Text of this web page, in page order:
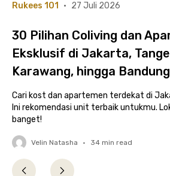
Rukees 101 • 27 Juli 2026
30 Pilihan Coliving dan
Eksklusif di Jakarta,
Karawang, hingga Bandung
Cari kost dan apartemen terdekat di
Ini rekomendasi unit terbaik untukmu.
banget!
Velin Natasha • 34 min read